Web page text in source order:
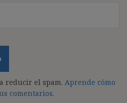
reducir el spam. Aprende cómo
comentarios.